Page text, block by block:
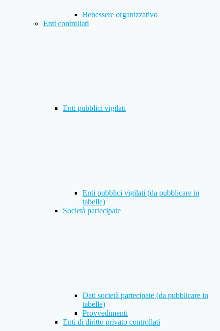
Benessere organizzativo
Enti controllati
Enti pubblici vigilati
Enti pubblici vigilati (da pubblicare in
tabelle)
Società partecipate
Dati società partecipate (da pubblicare in
tabelle)
Provvedimenti
Enti di diritto privato controllati